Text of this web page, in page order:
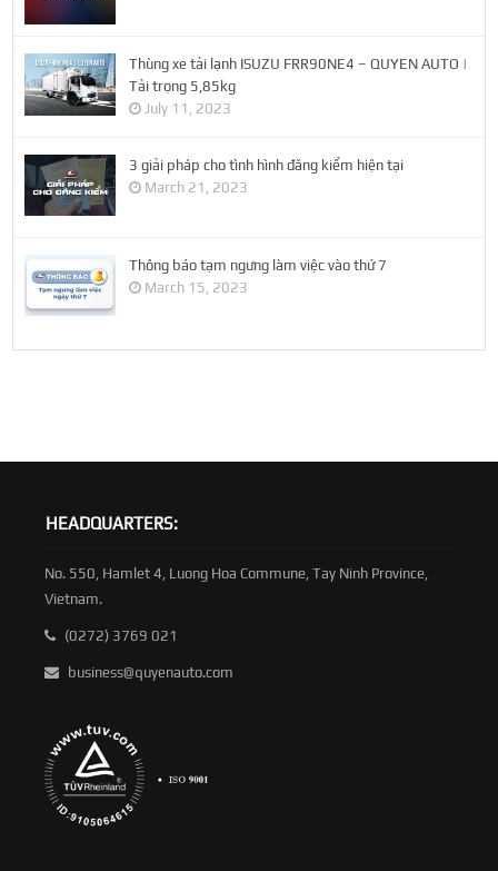
Thùng xe tải lạnh ISUZU FRR90NE4 – QUYEN AUTO |
Tải trọng 5,85kg
July 11, 2023
3 giải pháp cho tình hình đăng kiểm hiện tại
March 21, 2023
Thông báo tạm ngưng làm việc vào thứ 7
March 15, 2023
HEADQUARTERS:
No. 550, Hamlet 4, Luong Hoa Commune, Tay Ninh Province,
Vietnam.
(0272) 3769 021
business@quyenauto.com